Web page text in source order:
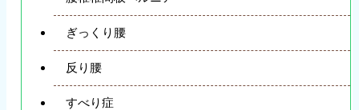
ぎっくり腰
反り腰
すべり症